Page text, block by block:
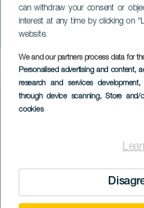
can withdraw your consent or
interest at any time by clicking on
website.
We and our partners process data for
Personalised advertising and content,
research and services development,
through device scanning, Store and/
cookies
Ola de letras
GRAN CANARIA
Imagen
Listado